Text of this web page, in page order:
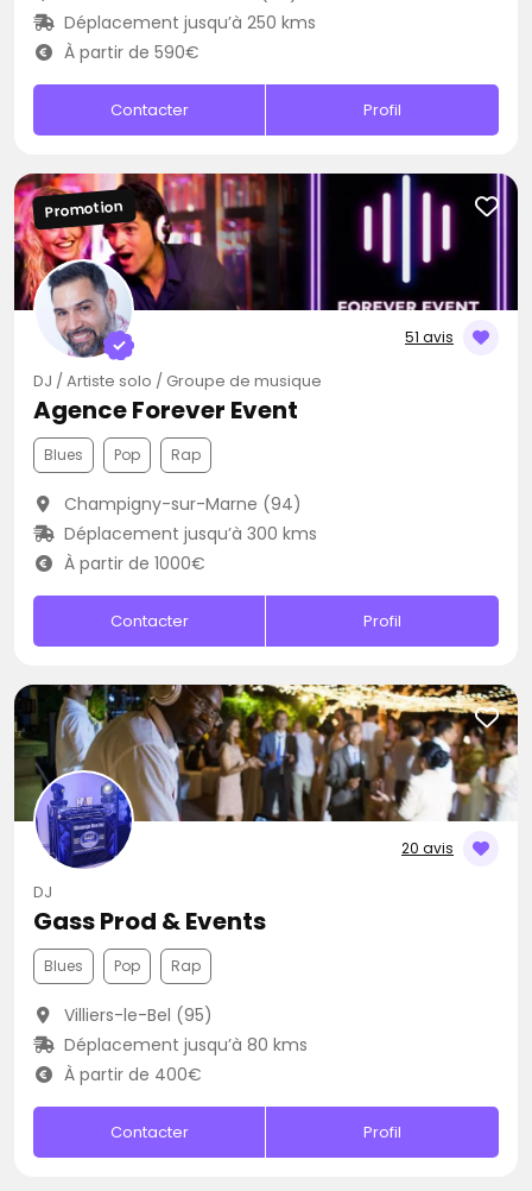
Déplacement jusqu’à 250 kms
À partir de 590€
Contacter Profil
51 avis
Promotion
DJ / Artiste solo / Groupe de musique
Agence Forever Event
Blues Pop Rap
Champigny-sur-Marne (94)
Déplacement jusqu’à 300 kms
À partir de 1000€
Contacter Profil
20 avis
DJ
Gass Prod & Events
Blues Pop Rap
Villiers-le-Bel (95)
Déplacement jusqu’à 80 kms
À partir de 400€
Contacter Profil